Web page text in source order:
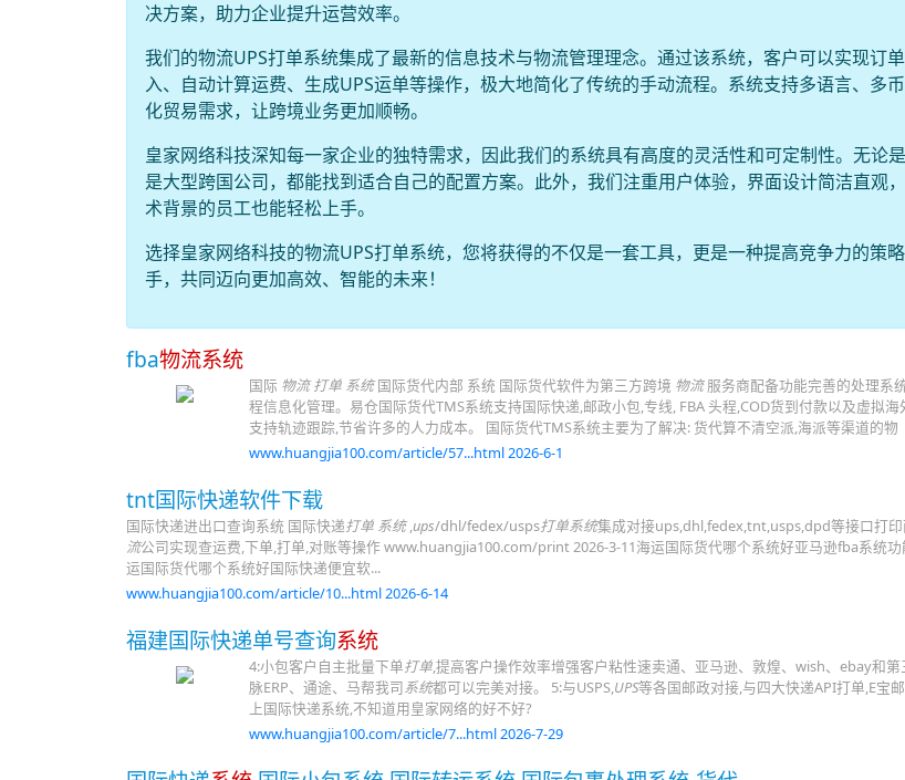
决方案，助力企业提升运营效率。
我们的物流UPS打单系统集成了最新的信息技术与物流管理理念。通过该系统，客户可以实现订
入、自动计算运费、生成UPS运单等操作，极大地简化了传统的手动流程。系统支持多语言、多
化贸易需求，让跨境业务更加顺畅。
皇家网络科技深知每一家企业的独特需求，因此我们的系统具有高度的灵活性和可定制性。无论
是大型跨国公司，都能找到适合自己的配置方案。此外，我们注重用户体验，界面设计简洁直观
术背景的员工也能轻松上手。
选择皇家网络科技的物流UPS打单系统，您将获得的不仅是一套工具，更是一种提高竞争力的策
手，共同迈向更加高效、智能的未来！
fba物流系统
国际 物流 打单 系统国际货代内部 系统 国际货代软件为第三方跨境 物流服务商配备功能完善的处理系
程信息化管理。易仓国际货代TMS系统支持国际快递,邮政小包,专线, FBA 头程,COD货到付款以及虚拟海
支持轨迹跟踪,节省许多的人力成本。 国际货代TMS系统主要为了解决: 货代算不清空派,海派等渠道的物
www.huangjia100.com/article/57...html 2026-6-1
tnt国际快递软件下载
国际快递进出口查询系统 国际快递打单 系统,ups/dhl/fedex/usps打单系统集成对接ups,dhl,fedex,tnt,usps,dpd等接口打
流公司实现查运费,下单,打单,对账等操作 www.huangjia100.com/print 2026-3-11海运国际货代哪个系统好亚马逊fba系统
运国际货代哪个系统好国际快递便宜软...
www.huangjia100.com/article/10...html 2026-6-14
福建国际快递单号查询系统
4:小包客户自主批量下单打单,提高客户操作效率增强客户粘性速卖通、亚马逊、敦煌、wish、ebay和第
脉ERP、通途、马帮我司系统都可以完美对接。 5:与USPS,UPS等各国邮政对接,与四大快递API打单,E宝
上国际快递系统,不知道用皇家网络的好不好?
www.huangjia100.com/article/7...html 2026-7-29